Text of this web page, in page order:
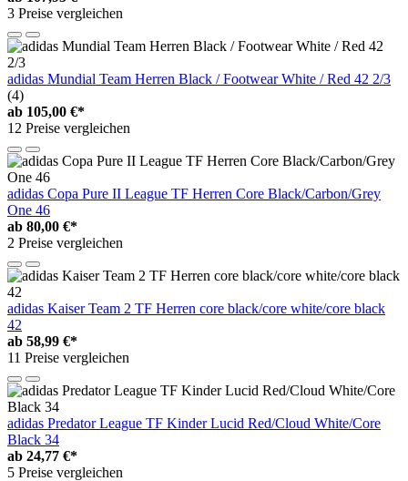
3 Preise vergleichen
adidas Mundial Team Herren Black / Footwear White / Red 42 2/3
(4)
ab 105,00 €*
12 Preise vergleichen
adidas Copa Pure II League TF Herren Core Black/Carbon/Grey
One 46
ab 80,00 €*
2 Preise vergleichen
adidas Kaiser Team 2 TF Herren core black/core white/core black
42
ab 58,99 €*
11 Preise vergleichen
adidas Predator League TF Kinder Lucid Red/Cloud White/Core
Black 34
ab 24,77 €*
5 Preise vergleichen